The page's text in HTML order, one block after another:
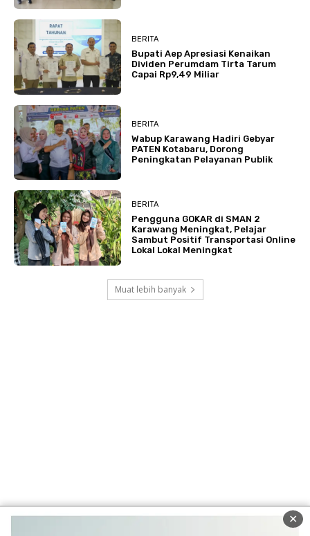
BERITA
Bupati Aep Apresiasi Kenaikan
Dividen Perumdam Tirta Tarum
Capai Rp9,49 Miliar
BERITA
Wabup Karawang Hadiri Gebyar
PATEN Kotabaru, Dorong
Peningkatan Pelayanan Publik
BERITA
Pengguna GOKAR di SMAN 2
Karawang Meningkat, Pelajar
Sambut Positif Transportasi Online
Lokal Lokal Meningkat
Muat lebih banyak
✕